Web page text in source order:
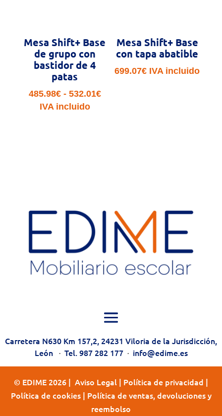
Mesa Shift+ Base
de grupo con
bastidor de 4
patas
485.98€ - 532.01€Rango
IVA incluido
Mesa Shift+ Base
con tapa abatible
699.07€ IVA incluido
Carretera N630 Km 157,2, 24231 Viloria de la Jurisdicción,
León· Tel. 987 282 177· info@edime.es
© EDIME 2026 | Aviso Legal | Política de privacidad |
Política de cookies| Política de ventas, devoluciones y
reembolso